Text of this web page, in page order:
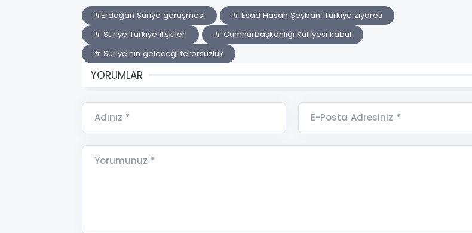
#Erdoğan Suriye görüşmesi
# Esad Hasan Şeybani Türkiye ziyareti
# Suriye Türkiye ilişkileri
# Cumhurbaşkanlığı Külliyesi kabul
# Suriye'nin geleceği terörsüzlük
YORUMLAR
Adınız * E-Posta Adresiniz *
Yorumunuz *